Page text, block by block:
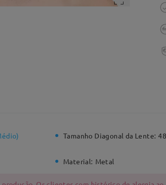
) Tamanho Diagonal da Lente:
Material: Metal